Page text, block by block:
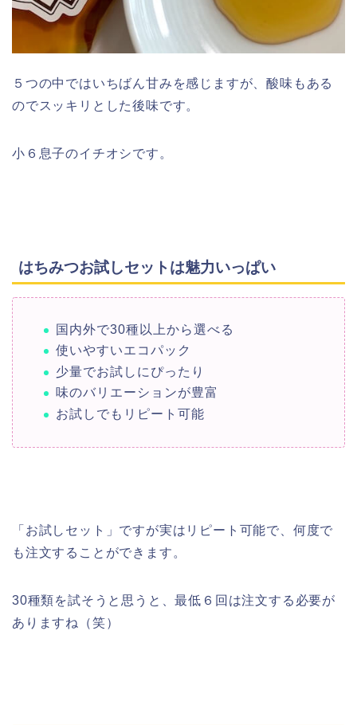
５つの中ではいちばん甘みを感じますが、酸味もある
のでスッキリとした後味です。
小６息子のイチオシです。
はちみつお試しセットは魅力いっぱい
国内外で30種以上から選べる
使いやすいエコパック
少量でお試しにぴったり
味のバリエーションが豊富
お試しでもリピート可能
「お試しセット」ですが実はリピート可能で、何度で
も注文することができます。
30種類を試そうと思うと、最低６回は注文する必要が
ありますね（笑）